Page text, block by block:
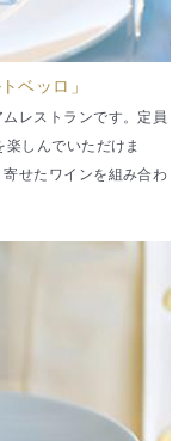
ベッロ」
レストランです。定員
しんでいただけま
せたワインを組み合わ